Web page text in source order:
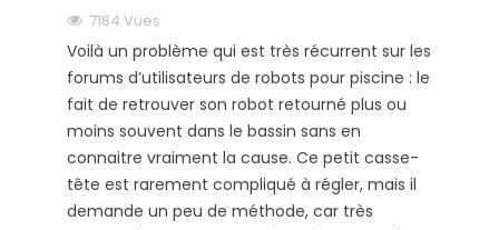
7184 Vues
Voilà un problème qui est très récurrent sur les
forums d’utilisateurs de robots pour piscine : le
fait de retrouver son robot retourné plus ou
moins souvent dans le bassin sans en
connaitre vraiment la cause. Ce petit casse-
tête est rarement compliqué à régler, mais il
demande un peu de méthode, car très